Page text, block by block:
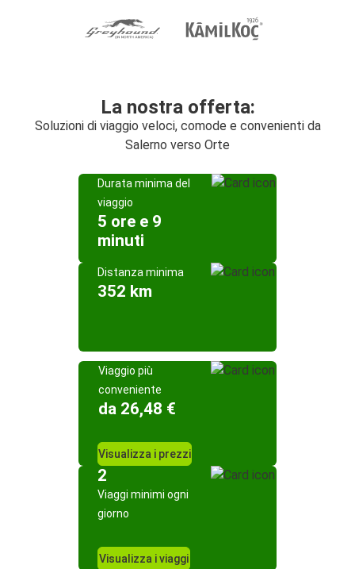
La nostra offerta:
Soluzioni di viaggio veloci, comode e convenienti da
Salerno verso Orte
Durata minima del
viaggio
5 ore e 9
minuti
Distanza minima
352 km
Viaggio più
conveniente
da 26,48 €
Visualizza i prezzi
2
Viaggi minimi ogni
giorno
Visualizza i viaggi